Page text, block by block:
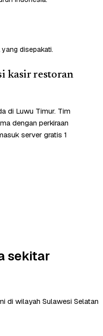
disepakati.
kasir restoran
di Luwu Timur. Tim
dengan perkiraan
server gratis 1
sekitar
di wilayah Sulawesi Selatan